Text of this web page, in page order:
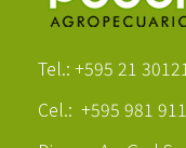
Tel.: +595 21
Cel.: +595 981